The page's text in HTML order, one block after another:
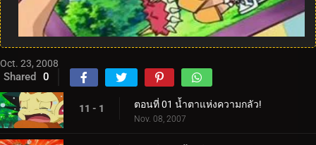
Oct. 23, 2008
Shared 0
11 - 1 ตอนที่ 01 น้ำตาแห่งความกลัว!
Nov. 08, 2007